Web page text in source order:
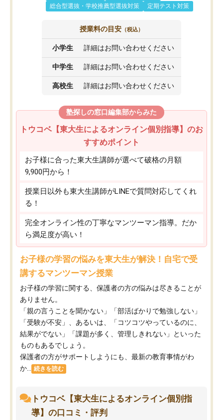
総合型選抜・学校推薦型選抜対策
定期テスト対策
授業料の目安 （税込）
小学生 詳細はお問い合わせください
中学生 詳細はお問い合わせください
高校生 詳細はお問い合わせください
塾探しの窓口編集部からみた
トウコベ【東大生によるオンライン個別指導】のお
すすめポイント
お子様に合った東大生講師が選べて破格の月額
9,900円から！
授業日以外も東大生講師がLINEで質問対応してくれ
る！
完全オンライン性の丁寧なマンツーマン指導。だか
ら満足度が高い！
お子様の学習の悩みを東大生が解決！自宅で受
講するマンツーマン授業
お子様の学習に関する、保護者の方の悩みは尽きることが
ありません。
「親の言うことを聞かない」「部活ばかりで勉強しない」
「受験が不安」、あるいは、「コツコツやっているのに、
結果がでない」「課題が多く、管理しきれない」といった
ものもあるでしょう。
保護者の方がサポートしようにも、最新の教育事情がわ
か...
続きを読む
トウコベ【東大生によるオンライン個別指
導】の口コミ・評判